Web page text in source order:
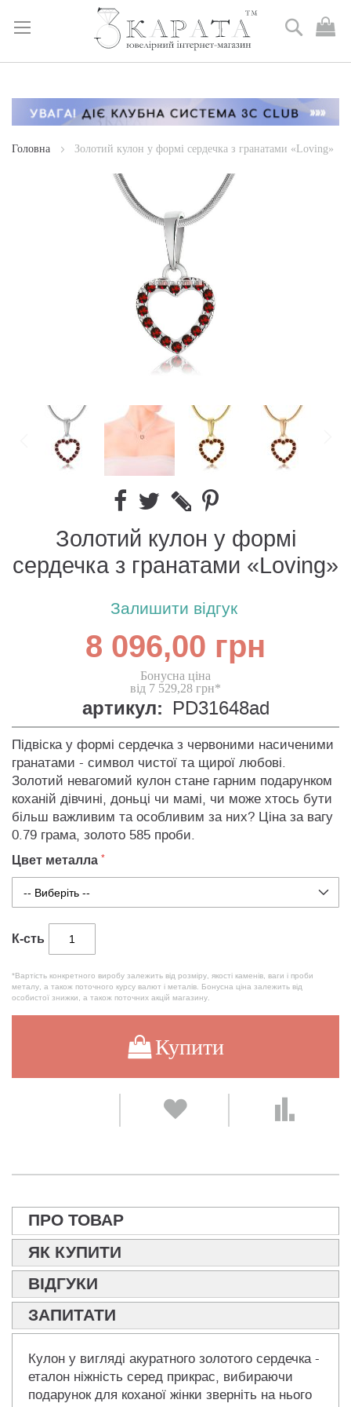
Skip
Content
Пошук
Головна Золотий кулон у формі сердечка з гранатами «Loving»
Золотий кулон у формі
сердечка з гранатами «Loving»
Залишити відгук
8 096,00 грн
Бонусна ціна
від 7 529,28 грн*
артикул: PD31648ad
Підвіска у формі сердечка з червоними насиченими
гранатами - символ чистої та щирої любові.
Золотий невагомий кулон стане гарним подарунком
коханій дівчині, доньці чи мамі, чи може хтось бути
більш важливим та особливим за них? Ціна за вагу
0.79 грама, золото 585 проби.
Цвет металла
К-сть
*Вартість конкретного виробу залежить від розміру, якості каменів, ваги і проби
металу, а також поточного курсу валют і металів. Бонусна ціна залежить від
особистої знижки, а також поточних акцій магазину.
Купити
ПРО ТОВАР
ЯК КУПИТИ
ВІДГУКИ
ЗАПИТАТИ
Кулон у вигляді акуратного золотого сердечка -
еталон ніжність серед прикрас, вибираючи
подарунок для коханої жінки зверніть на нього